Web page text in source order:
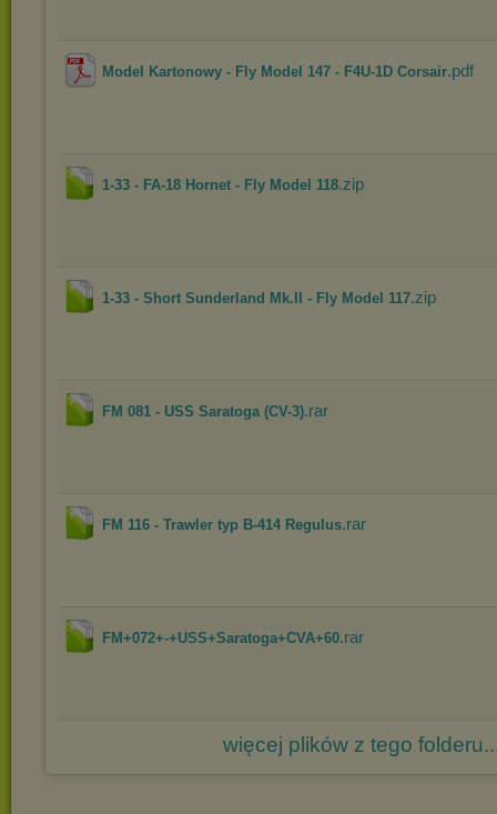
Model Kartonowy - Fly Model 147 - F4U-1D Corsair.pdf
1-33 - FA-18 Hornet - Fly Model 118.zip
1-33 - Short Sunderland Mk.II - Fly Model 117.zip
FM 081 - USS Saratoga (CV-3).rar
FM 116 - Trawler typ B-414 Regulus.rar
FM+072+-+USS+Saratoga+CVA+60.rar
więcej plików z tego